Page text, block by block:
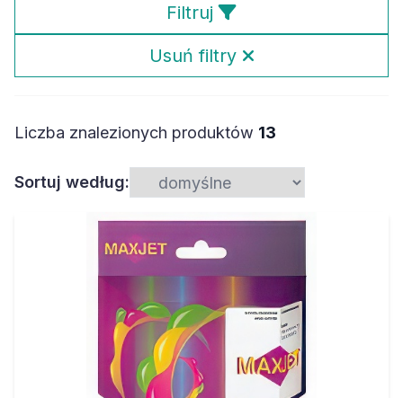
Filtruj
Usuń filtry
Liczba znalezionych produktów 13
Sortuj według: